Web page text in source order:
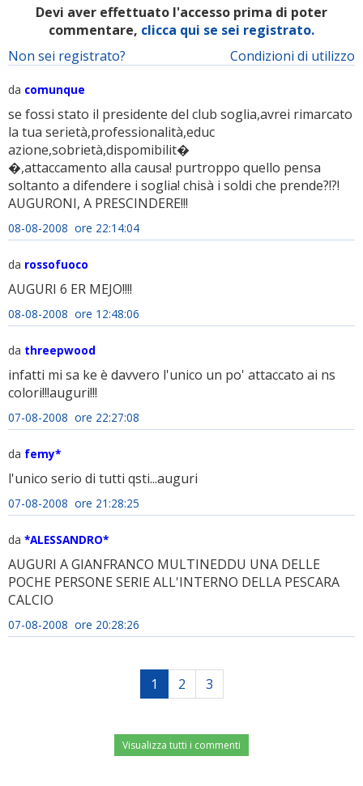
Devi aver effettuato l'accesso prima di poter
commentare, clicca qui se sei registrato.
Condizioni di utilizzo
Non sei registrato?
da comunque
se fossi stato il presidente del club soglia,avrei rimarcato
la tua serietà,professionalità,educ
azione,sobrietà,dispomibilit�
�,attaccamento alla causa! purtroppo quello pensa
soltanto a difendere i soglia! chisà i soldi che prende?!?!
AUGURONI, A PRESCINDERE!!!
08-08-2008 ore 22:14:04
da rossofuoco
AUGURI 6 ER MEJO!!!!
08-08-2008 ore 12:48:06
da threepwood
infatti mi sa ke è davvero l'unico un po' attaccato ai ns
colori!!!auguri!!!
07-08-2008 ore 22:27:08
da femy*
l'unico serio di tutti qsti...auguri
07-08-2008 ore 21:28:25
da *ALESSANDRO*
AUGURI A GIANFRANCO MULTINEDDU UNA DELLE
POCHE PERSONE SERIE ALL'INTERNO DELLA PESCARA
CALCIO
07-08-2008 ore 20:28:26
1 2 3
Visualizza tutti i commenti